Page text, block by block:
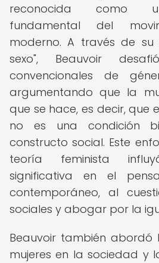
reconocida como
fundamental del
moderno. A través de su
sexo", Beauvoir
convencionales de
argumentando que la
que se hace, es decir, que
no es una condición
constructo social. Este
teoría feminista
significativa en el
contemporáneo, al
sociales y abogar por la
Beauvoir también abordó
mujeres en la sociedad y